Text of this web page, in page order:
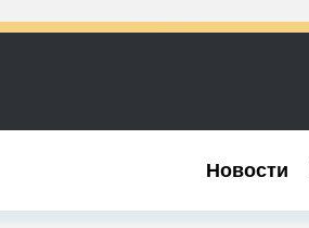
Новости
Новости